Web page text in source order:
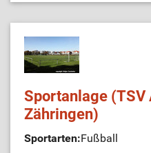
Sportanlage (TSV
Zähringen)
Sportarten:Fußball